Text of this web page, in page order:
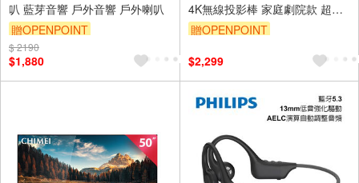
叭 藍芽音響 戶外音響 戶外喇叭
贈OPENPOINT
$ 2190
$1,880
4K無線投影棒 家庭劇院款 超高
畫質輸出
贈OPENPOINT
$2,299